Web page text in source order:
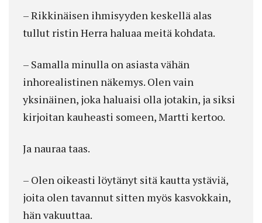
– Rikkinäisen ihmisyyden keskellä alas
tullut ristin Herra haluaa meitä kohdata.
– Samalla minulla on asiasta vähän
inhorealistinen näkemys. Olen vain
yksinäinen, joka haluaisi olla jotakin, ja siksi
kirjoitan kauheasti someen, Martti kertoo.
Ja nauraa taas.
– Olen oikeasti löytänyt sitä kautta ystäviä,
joita olen tavannut sitten myös kasvokkain,
hän vakuuttaa.